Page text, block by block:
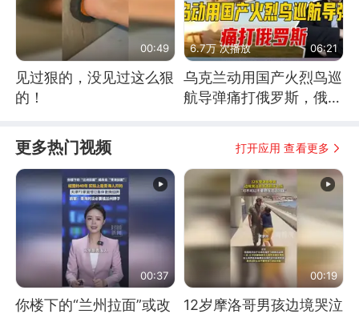
00:49
见过狠的，没见过这么狠
的！
6.7万 次播放 06:21
乌克兰动用国产火烈鸟巡
航导弹痛打俄罗斯，俄军
更多热门视频 打开应用 查看更多
00:37
你楼下的“兰州拉面”或改
00:19
12岁摩洛哥男孩边境哭泣